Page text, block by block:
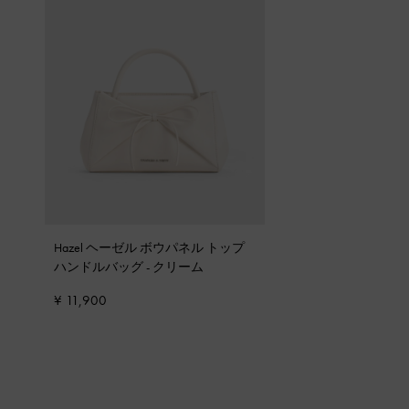
Hazel ヘーゼル ボウパネル トップ
ハンドルバッグ - クリーム
¥ 11,900